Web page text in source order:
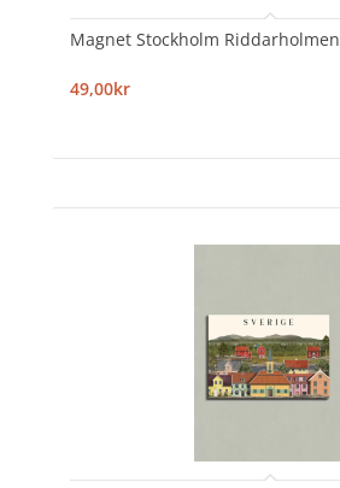
Magnet Stockholm Riddarholmen
49,00kr